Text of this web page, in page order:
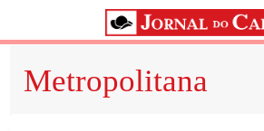
Metropolitana